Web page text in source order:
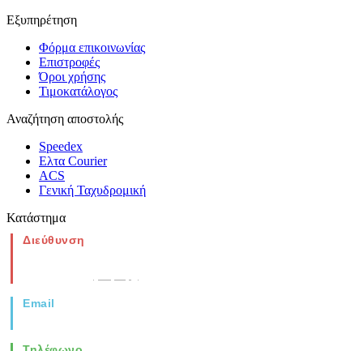
Εξυπηρέτηση
Φόρμα επικοινωνίας
Επιστροφές
Όροι χρήσης
Τιμοκατάλογος
Αναζήτηση αποστολής
Speedex
Ελτα Courier
ACS
Γενική Ταχυδρομική
Κατάστημα
Διεύθυνση
Email